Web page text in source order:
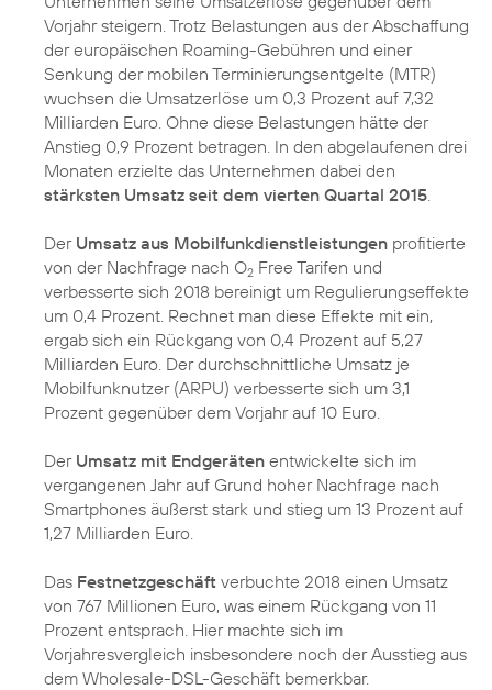
Vorjahr steigern. Trotz Belastungen aus der Abschaffung
der europäischen Roaming-Gebühren und einer
Senkung der mobilen Terminierungsentgelte (MTR)
wuchsen die Umsatzerlöse um 0,3 Prozent auf 7,32
Milliarden Euro. Ohne diese Belastungen hätte der
Anstieg 0,9 Prozent betragen. In den abgelaufenen drei
Monaten erzielte das Unternehmen dabei den
stärksten Umsatz seit dem vierten Quartal 2015
Der Umsatz aus Mobilfunkdienstleistungen profitierte
von der Nachfrage nach O2 Free Tarifen und
verbesserte sich 2018 bereinigt um Regulierungseffekte
um 0,4 Prozent. Rechnet man diese Effekte mit ein,
ergab sich ein Rückgang von 0,4 Prozent auf 5,27
Milliarden Euro. Der durchschnittliche Umsatz je
Mobilfunknutzer (ARPU) verbesserte sich um 3,1
Prozent gegenüber dem Vorjahr auf 10 Euro.
Der Umsatz mit Endgeräten entwickelte sich im
vergangenen Jahr auf Grund hoher Nachfrage nach
Smartphones äußerst stark und stieg um 13 Prozent auf
1,27 Milliarden Euro.
Das Festnetzgeschäft verbuchte 2018 einen Umsatz
von 767 Millionen Euro, was einem Rückgang von 11
Prozent entsprach. Hier machte sich im
Vorjahresvergleich insbesondere noch der Ausstieg aus
dem Wholesale-DSL-Geschäft bemerkbar.